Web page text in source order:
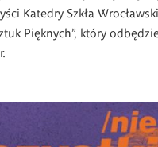
Katedry Szkła
Pięknych”, który